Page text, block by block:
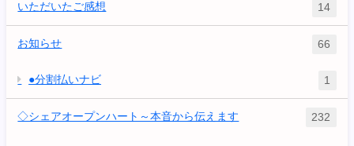
いただいたご感想 14
お知らせ 66
●分割払いナビ 1
◇シェアオープンハート～本音から伝えます 232